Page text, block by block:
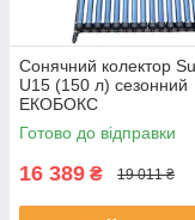
Сонячний колектор
U15 (150 л) сезонний
ЕКОБОКС
Готово до відправки
16 389 ₴ 19 011 ₴